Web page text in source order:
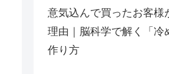
意気込んで買ったお客様
理由｜脳科学で解く「冷
作り方